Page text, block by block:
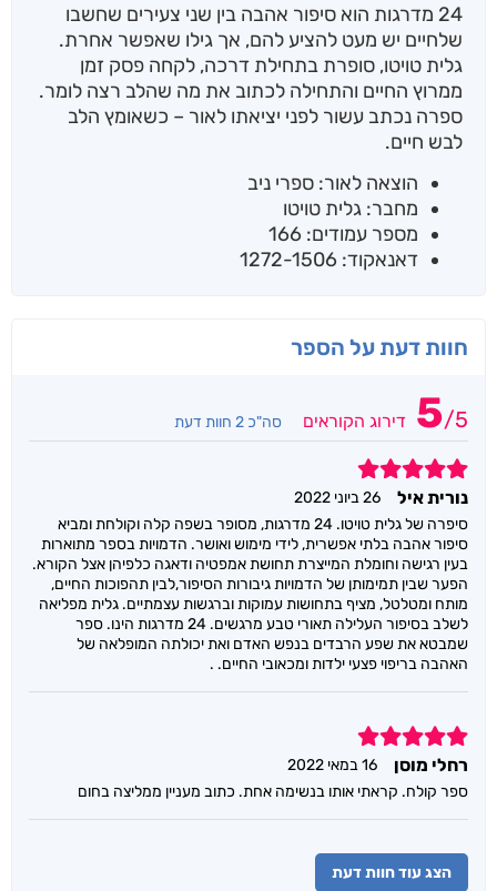
24 מדרגות הוא סיפור אהבה בין שני צעירים שחשבו
שלחיים יש מעט להציע להם, אך גילו שאפשר אחרת.
גלית טויטו, סופרת בתחילת דרכה, לקחה פסק זמן
ממרוץ החיים והתחילה לכתוב את מה שהלב רצה לומר.
ספרה נכתב עשור לפני יציאתו לאור – כשאומץ הלב
לבש חיים.
הוצאה לאור: ספרי ניב
מחבר: גלית טויטו
מספר עמודים: 166
דאנאקוד: 1272-1506
חוות דעת על הספר
5/5 דירוג הקוראים סה"כ 2 חוות דעת
5
נורית איל
26 ביוני 2022
סיפרה של גלית טויטו. 24 מדרגות, מסופר בשפה קלה וקולחת ומביא
סיפור אהבה בלתי אפשרית, לידי מימוש ואושר. הדמויות בספר מתוארות
בעין רגישה וחומלת המייצרת תחושת אמפטיה ודאגה כלפיהן אצל הקורא.
הפער שבין תמימותן של הדמויות גיבורות הסיפור,לבין תהפוכות החיים,
מותח ומטלטל, מציף בתחושות עמוקות וברגשות עצמתיים. גלית מפליאה
לשלב בסיפור העלילה תאורי טבע מרגשים. 24 מדרגות הינו. ספר
שמבטא את שפע הרבדים בנפש האדם ואת יכולתה המופלאה של
האהבה בריפוי פצעי ילדות ומכאובי החיים. .
5
רחלי מוסן
16 במאי 2022
ספר קולח. קראתי אותו בנשימה אחת. כתוב מעניין ממליצה בחום
הצג עוד חוות דעת